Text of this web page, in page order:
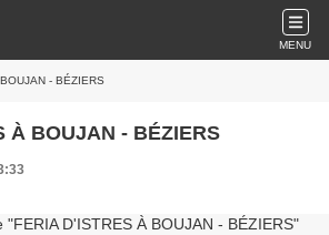
MENU
- BÉZIERS
À BOUJAN - BÉZIERS